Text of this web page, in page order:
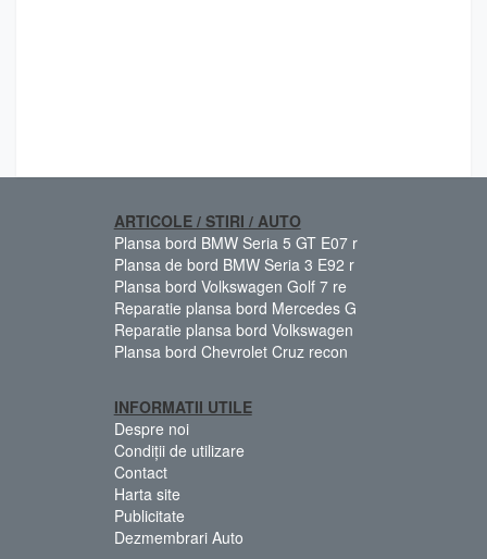
ARTICOLE / STIRI / AUTO
Plansa bord BMW Seria 5 GT E07 r
Plansa de bord BMW Seria 3 E92 r
Plansa bord Volkswagen Golf 7 re
Reparatie plansa bord Mercedes G
Reparatie plansa bord Volkswagen
Plansa bord Chevrolet Cruz recon
INFORMATII UTILE
Despre noi
Condiții de utilizare
Contact
Harta site
Publicitate
Dezmembrari Auto